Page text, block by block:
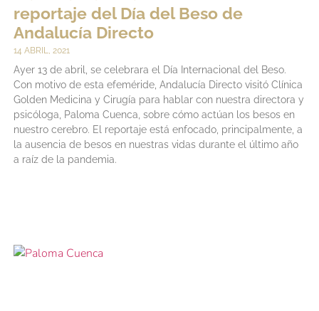
reportaje del Día del Beso de
Andalucía Directo
14 ABRIL, 2021
Ayer 13 de abril, se celebrara el Día Internacional del Beso.
Con motivo de esta efeméride, Andalucía Directo visitó Clínica
Golden Medicina y Cirugía para hablar con nuestra directora y
psicóloga, Paloma Cuenca, sobre cómo actúan los besos en
nuestro cerebro. El reportaje está enfocado, principalmente, a
la ausencia de besos en nuestras vidas durante el último año
a raíz de la pandemia.